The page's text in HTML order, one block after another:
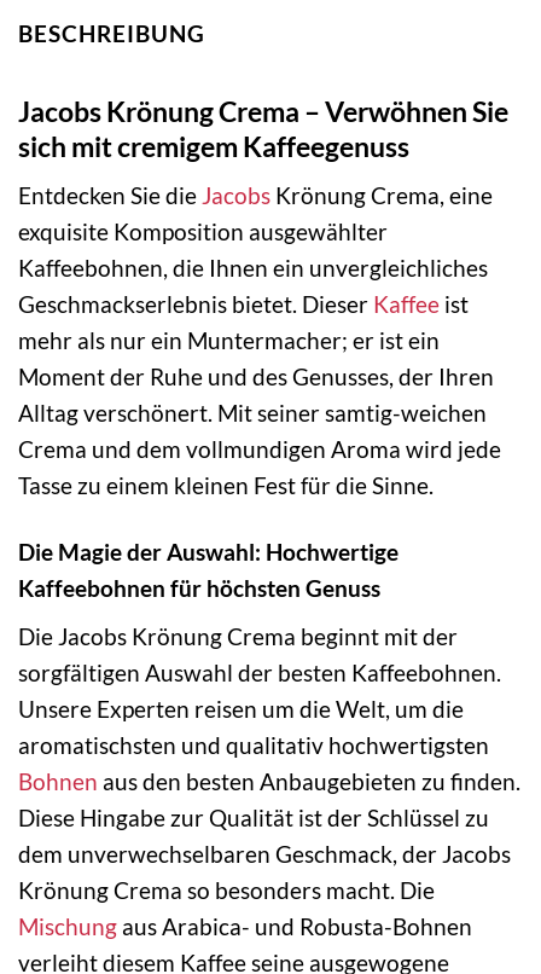
BESCHREIBUNG
Jacobs Krönung Crema – Verwöhnen Sie
sich mit cremigem Kaffeegenuss
Entdecken Sie die Jacobs Krönung Crema, eine
exquisite Komposition ausgewählter
Kaffeebohnen, die Ihnen ein unvergleichliches
Geschmackserlebnis bietet. Dieser Kaffee ist
mehr als nur ein Muntermacher; er ist ein
Moment der Ruhe und des Genusses, der Ihren
Alltag verschönert. Mit seiner samtig-weichen
Crema und dem vollmundigen Aroma wird jede
Tasse zu einem kleinen Fest für die Sinne.
Die Magie der Auswahl: Hochwertige
Kaffeebohnen für höchsten Genuss
Die Jacobs Krönung Crema beginnt mit der
sorgfältigen Auswahl der besten Kaffeebohnen.
Unsere Experten reisen um die Welt, um die
aromatischsten und qualitativ hochwertigsten
Bohnen aus den besten Anbaugebieten zu finden.
Diese Hingabe zur Qualität ist der Schlüssel zu
dem unverwechselbaren Geschmack, der Jacobs
Krönung Crema so besonders macht. Die
Mischung aus Arabica- und Robusta-Bohnen
verleiht diesem Kaffee seine ausgewogene